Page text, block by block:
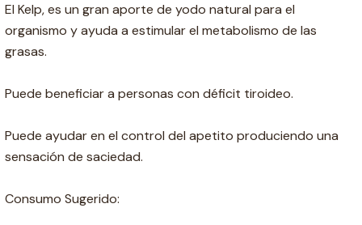
El Kelp, es un gran aporte de yodo natural para el
organismo y ayuda a estimular el metabolismo de las
grasas.
Puede beneficiar a personas con déficit tiroideo.
Puede ayudar en el control del apetito produciendo una
sensación de saciedad.
Consumo Sugerido: